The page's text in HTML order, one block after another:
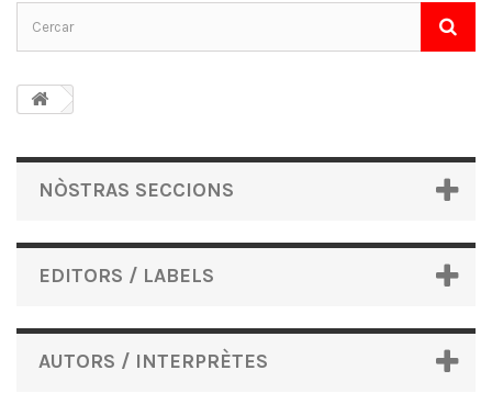
NÒSTRAS SECCIONS
EDITORS / LABELS
AUTORS / INTERPRÈTES